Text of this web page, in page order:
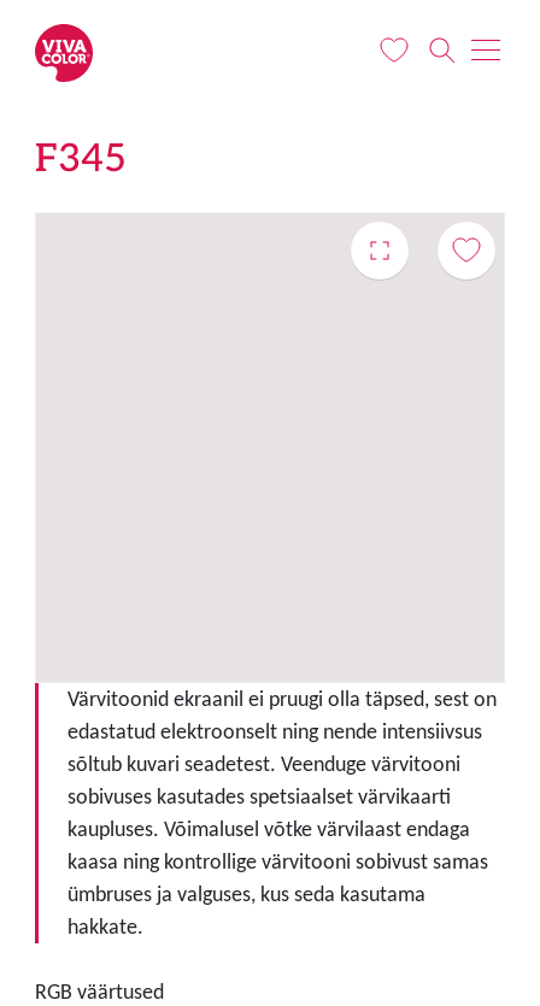
F345
Värvitoonid ekraanil ei pruugi olla täpsed, sest on
edastatud elektroonselt ning nende intensiivsus
sõltub kuvari seadetest. Veenduge värvitooni
sobivuses kasutades spetsiaalset värvikaarti
kaupluses. Võimalusel võtke värvilaast endaga
kaasa ning kontrollige värvitooni sobivust samas
ümbruses ja valguses, kus seda kasutama
hakkate.
RGB väärtused